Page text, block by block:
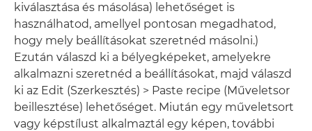
kiválasztása és másolása) lehetőséget is
használhatod, amellyel pontosan megadhatod,
hogy mely beállításokat szeretnéd másolni.)
Ezután válaszd ki a bélyegképeket, amelyekre
alkalmazni szeretnéd a beállításokat, majd válaszd
ki az Edit (Szerkesztés) > Paste recipe (Műveletsor
beillesztése) lehetőséget. Miután egy műveletsort
vagy képstílust alkalmaztál egy képen, további